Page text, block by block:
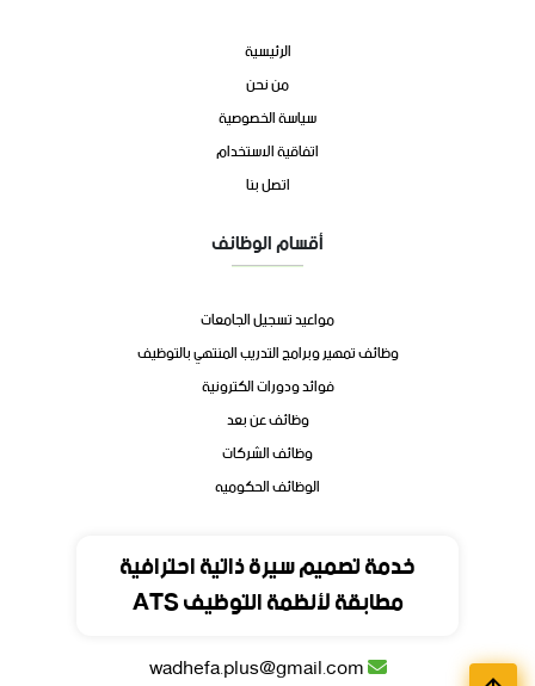
خدمة تصميم سيرة ذاتية احترافية
مطابقة لأنظمة التوظيف ATS
الرئيسية
من نحن
سياسة الخصوصية
اتفاقية الاستخدام
اتصل بنا
أقسام الوظائف
مواعيد تسجيل الجامعات
وظائف تمهير وبرامج التدريب المنتهي بالتوظيف
فوائد ودورات الكترونية
وظائف عن بعد
وظائف الشركات
الوظائف الحكوميه
المملكة العربية السعودية